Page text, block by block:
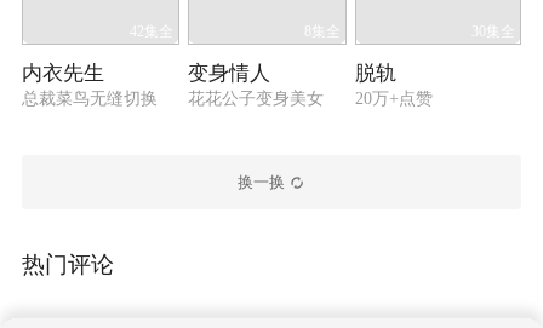
42集全
内衣先生
总裁菜鸟无缝切换
8集全
变身情人
花花公子变身美女
30集全
脱轨
20万+点赞
换一换
热门评论